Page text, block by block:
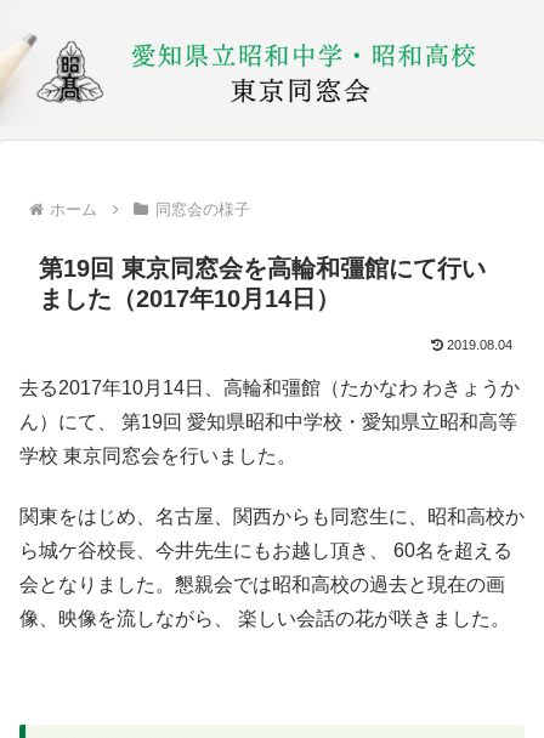
ホーム 同窓会の様子
第19回 東京同窓会を高輪和彊館にて行い
ました（2017年10月14日）
2019.08.04
去る2017年10月14日、高輪和彊館（たかなわ わきょうか
ん）にて、
第19回 愛知県昭和中学校・愛知県立昭和高等
学校 東京同窓会を行いました。
関東をはじめ、名古屋、関西からも同窓生に、昭和高校か
ら城ケ谷校長、今井先生にもお越し頂き、
60名を超える
会となりました。懇親会では昭和高校の過去と現在の画
像、映像を流しながら、
楽しい会話の花が咲きました。